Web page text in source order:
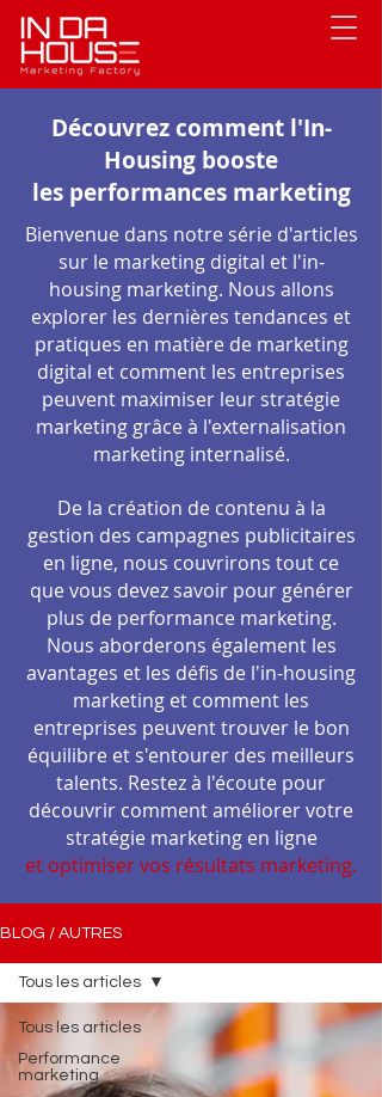
Découvrez comment l'In-
Housing booste
les performances marketing
Bienvenue dans notre série d'articles
sur le marketing digital et l'in-
housing marketing. Nous allons
explorer les dernières tendances et
pratiques en matière de marketing
digital et comment les entreprises
peuvent maximiser leur stratégie
marketing grâce à l'externalisation
marketing internalisé.
De la création de contenu à la
gestion des campagnes publicitaires
en ligne, nous couvrirons tout ce
que vous devez savoir pour générer
plus de performance marketing.
Nous aborderons également les
avantages et les défis de l'in-housing
marketing et comment les
entreprises peuvent trouver le bon
équilibre et s'entourer des meilleurs
talents. Restez à l'écoute pour
découvrir comment améliorer votre
stratégie marketing en ligne
et optimiser vos résultats marketing.
BLOG / AUTRES
Tous les articles
Performance
marketing
Tous les articles